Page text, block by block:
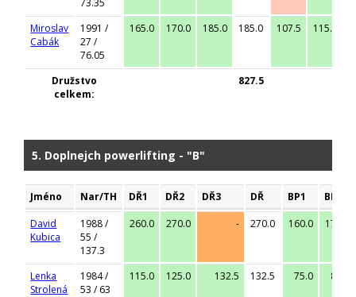
73.35
Miroslav
Cabák
1991 /
27 /
76.05
165.0 170.0 185.0 185.0 107.5 115.0
Družstvo
celkem:
827.5
5. Doplnejch powerlifting - "B"
Jméno Nar/TH DŘ1 DŘ2 DŘ3 DŘ BP1
BP2
David
Kubica
1988 /
55 /
137.3
260.0 270.0 - 270.0 160.0 170.0
Lenka
Strolená
1984 /
53 / 63
115.0 125.0 132.5 132.5 75.0 80.0